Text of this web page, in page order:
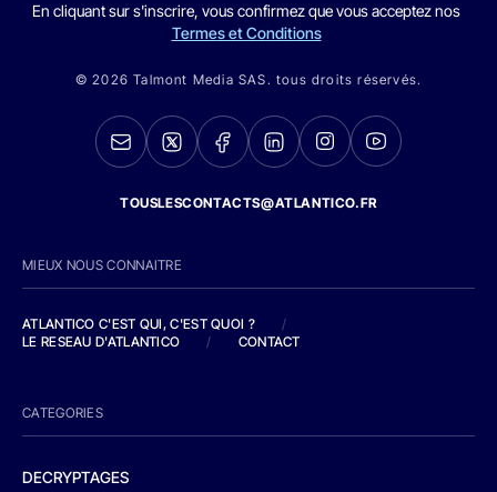
En cliquant sur s'inscrire, vous confirmez que vous acceptez nos
Termes et Conditions
© 2026 Talmont Media SAS. tous droits réservés.
TOUSLESCONTACTS@ATLANTICO.FR
MIEUX NOUS CONNAITRE
ATLANTICO C'EST QUI, C'EST QUOI ?
/
LE RESEAU D'ATLANTICO
/ CONTACT
CATEGORIES
DECRYPTAGES